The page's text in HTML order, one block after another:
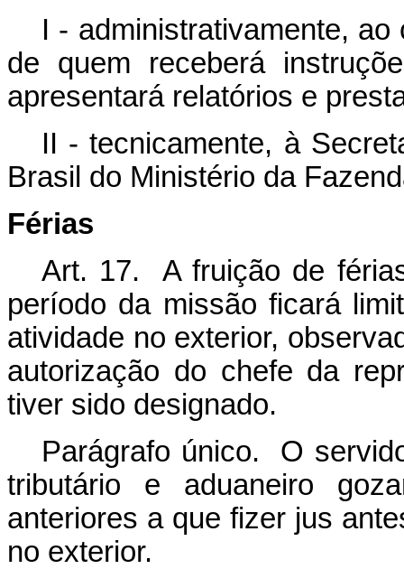
I - administrativamente,
de quem receberá
apresentará relatórios e
II - tecnicamente, à
Brasil do Ministério da
Férias
Art. 17. A fruição de
período da missão ficará
atividade no exterior,
autorização do chefe da
tiver sido designado.
Parágrafo único. O
tributário e aduaneiro
anteriores a que fizer jus
no exterior.